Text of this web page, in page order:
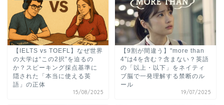
【IELTS vs TOEFL】なぜ世界
の大学は“この2択”を迫るの
か？スピーキング採点基準に
隠された「本当に使える英
語」の正体
15/08/2025
【9割が間違う】"more than
4"は4を含む？含まない？英語
の「以上・以下」をネイティ
ブ脳で一発理解する禁断のル
ール
19/07/2025